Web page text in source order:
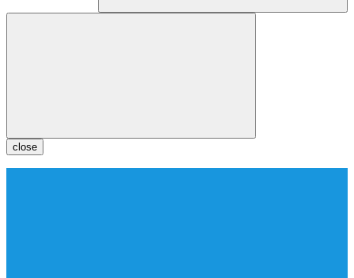
close